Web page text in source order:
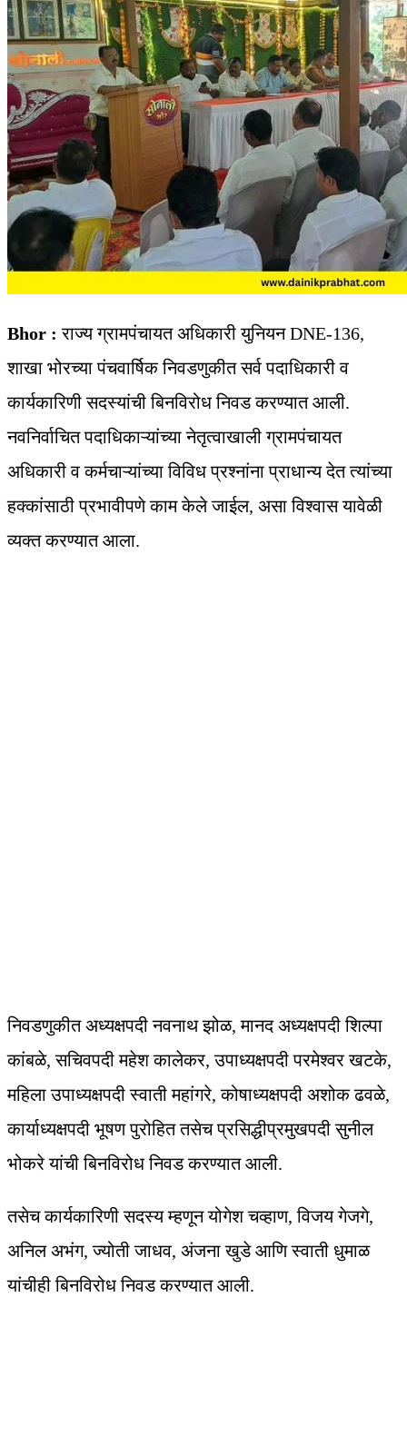
Bhor : राज्य ग्रामपंचायत अधिकारी युनियन DNE-136,
शाखा भोरच्या पंचवार्षिक निवडणुकीत सर्व पदाधिकारी व
कार्यकारिणी सदस्यांची बिनविरोध निवड करण्यात आली.
नवनिर्वाचित पदाधिकाऱ्यांच्या नेतृत्वाखाली ग्रामपंचायत
अधिकारी व कर्मचाऱ्यांच्या विविध प्रश्नांना प्राधान्य देत त्यांच्या
हक्कांसाठी प्रभावीपणे काम केले जाईल, असा विश्वास यावेळी
व्यक्त करण्यात आला.
निवडणुकीत अध्यक्षपदी नवनाथ झोळ, मानद अध्यक्षपदी शिल्पा
कांबळे, सचिवपदी महेश कालेकर, उपाध्यक्षपदी परमेश्वर खटके,
महिला उपाध्यक्षपदी स्वाती महांगरे, कोषाध्यक्षपदी अशोक ढवळे,
कार्याध्यक्षपदी भूषण पुरोहित तसेच प्रसिद्धीप्रमुखपदी सुनील
भोकरे यांची बिनविरोध निवड करण्यात आली.
तसेच कार्यकारिणी सदस्य म्हणून योगेश चव्हाण, विजय गेजगे,
अनिल अभंग, ज्योती जाधव, अंजना खुडे आणि स्वाती धुमाळ
यांचीही बिनविरोध निवड करण्यात आली.